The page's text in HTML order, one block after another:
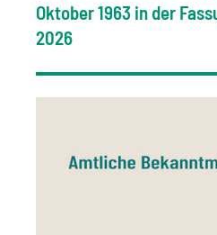
Oktober 1963 in der
2026